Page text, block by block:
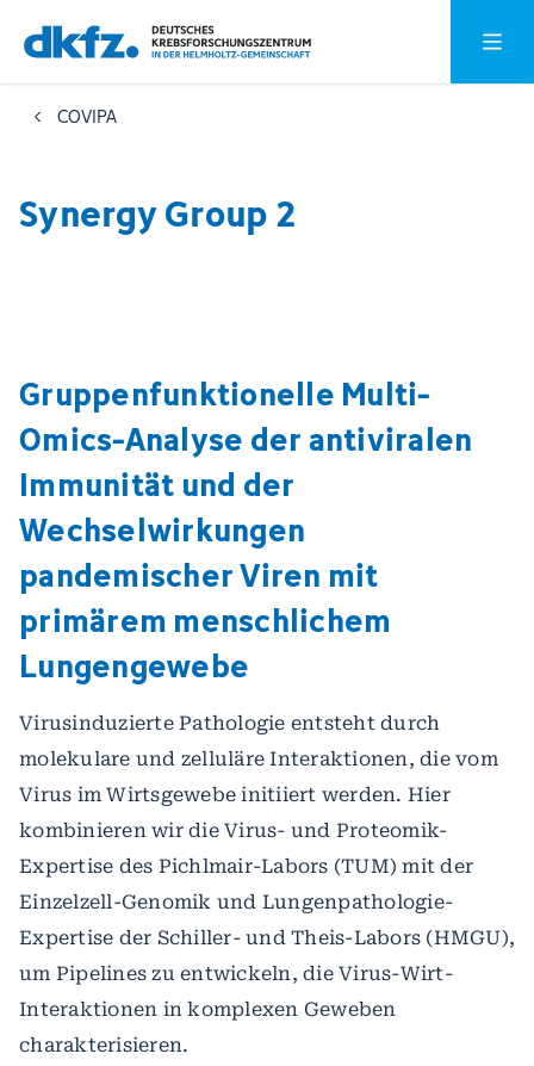
Zum
Hauptinhalt
springen
Zur
Fußzeile
springen
COVIPA
Synergy Group 2
Gruppenfunktionelle Multi-
Omics-Analyse der antiviralen
Immunität und der
Wechselwirkungen
pandemischer Viren mit
primärem menschlichem
Lungengewebe
Virusinduzierte Pathologie entsteht durch
molekulare und zelluläre Interaktionen, die vom
Virus im Wirtsgewebe initiiert werden. Hier
kombinieren wir die Virus- und Proteomik-
Expertise des Pichlmair-Labors (TUM) mit der
Einzelzell-Genomik und Lungenpathologie-
Expertise der Schiller- und Theis-Labors (HMGU),
um Pipelines zu entwickeln, die Virus-Wirt-
Interaktionen in komplexen Geweben
charakterisieren.